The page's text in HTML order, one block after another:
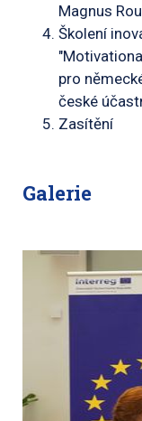
Magnus
Školení
pro
české
Zasítění
Galerie